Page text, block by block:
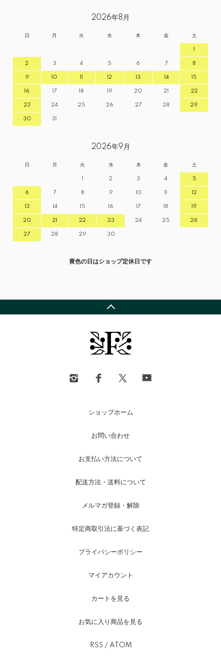
2026年8月
日 月 火 水 木 金 土
1
2 3 4 5 6 7 8
9 10 11 12 13 14 15
16 17 18 19 20 21 22
23 24 25 26 27 28 29
30 31
2026年9月
日 月 火 水 木 金 土
1 2 3 4 5
6 7 8 9 10 11 12
13 14 15 16 17 18 19
20 21 22 23 24 25 26
27 28 29 30
黄色の日はショップ定休日です
ショップホーム
お問い合わせ
お支払い方法について
配送方法・送料について
メルマガ登録・解除
特定商取引法に基づく表記
プライバシーポリシー
マイアカウント
カートを見る
お気に入り商品を見る
RSS / ATOM